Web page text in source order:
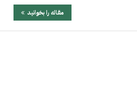
مقاله را بخوانید